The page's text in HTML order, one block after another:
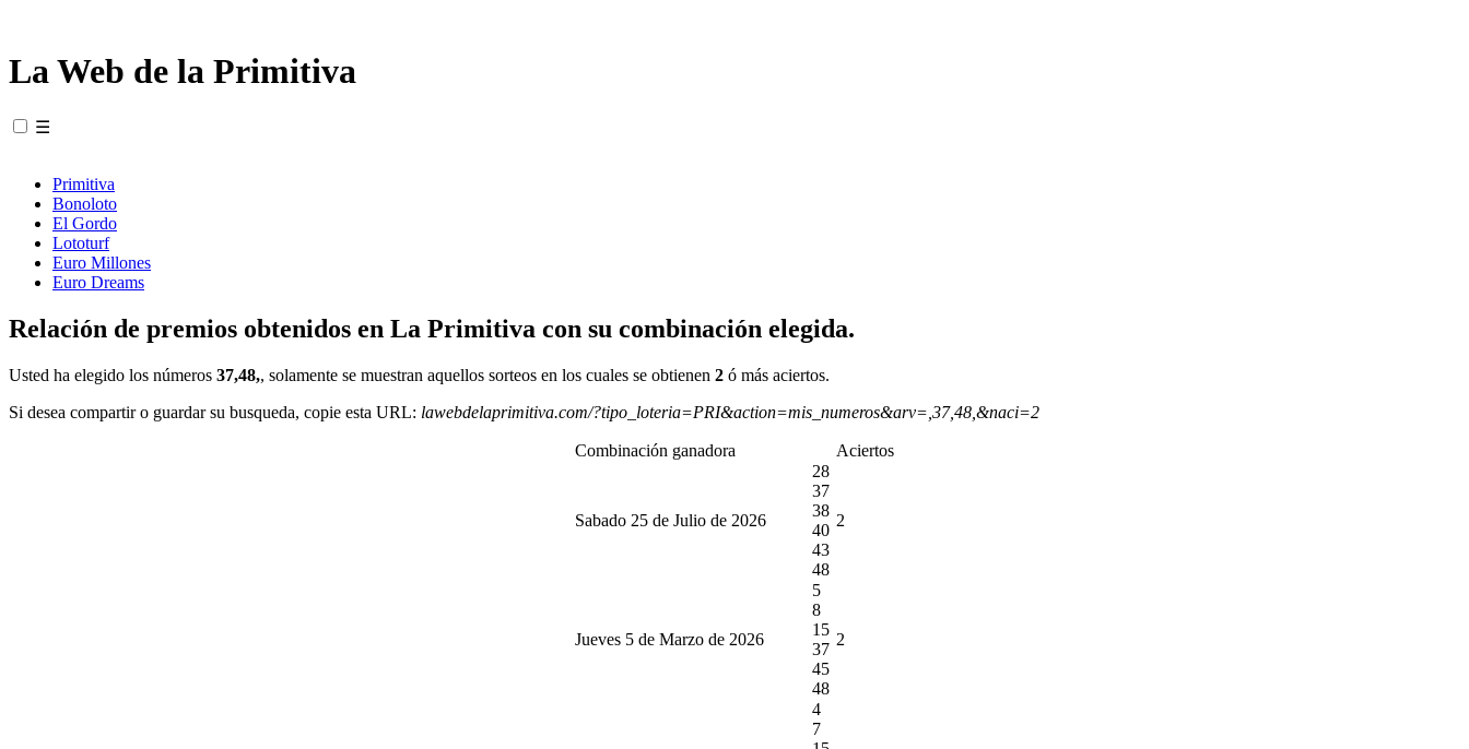
La Web de la Primitiva
☰
Primitiva
Bonoloto
El Gordo
Lototurf
Euro Millones
Euro Dreams
Relación de premios obtenidos en La Primitiva con su combinación elegida.
Usted ha elegido los números 37,48,, solamente se muestran aquellos sorteos en los cuales se obtienen 2 ó más aciertos.
Si desea compartir o guardar su busqueda, copie esta URL: lawebdelaprimitiva.com/?tipo_loteria=PRI&action=mis_numeros&arv=,37,48,&naci=2
Combinación ganadora Aciertos
Sabado 25 de Julio de 2026
28
37
38
40
43
48
2
Jueves 5 de Marzo de 2026
5
8
15
37
45
48
2
4
7